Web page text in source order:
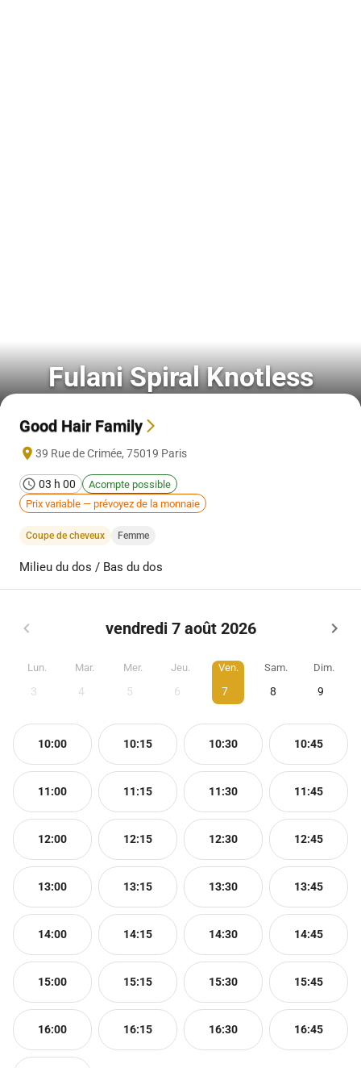
Fulani Spiral Knotless
Good Hair Family
39 Rue de Crimée, 75019 Paris
03 h 00
Acompte possible
Prix variable — prévoyez de la monnaie
Coupe de cheveux Femme
Milieu du dos / Bas du dos
vendredi 7 août 2026
Lun.
3
Mar.
4
Mer.
5
Jeu.
6
Ven.
7
Sam.
8
Dim.
9
10:00 10:15 10:30 10:45
11:00 11:15 11:30 11:45
12:00 12:15 12:30 12:45
13:00 13:15 13:30 13:45
14:00 14:15 14:30 14:45
15:00 15:15 15:30 15:45
16:00 16:15 16:30 16:45